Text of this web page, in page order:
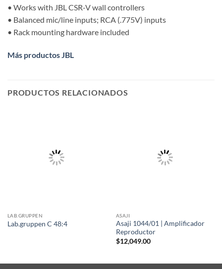
• Works with JBL CSR-V wall controllers
• Balanced mic/line inputs; RCA (.775V) inputs
• Rack mounting hardware included
Más productos JBL
PRODUCTOS RELACIONADOS
LAB.GRUPPEN
Lab.gruppen C 48:4
ASAJI
Asaji 1044/01 | Amplificador
Reproductor
$12,049.00